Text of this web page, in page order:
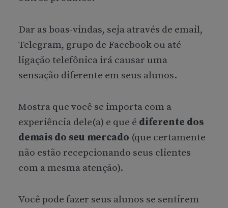
Dar as boas-vindas, seja através de email,
Telegram, grupo de Facebook ou até
ligação telefônica irá causar uma
sensação diferente em seus alunos.
Mostra que você se importa com a
experiência dele(a) e que é diferente dos
demais do seu mercado (que certamente
não estão recepcionando seus clientes
com a mesma atenção).
Você pode fazer seus alunos se sentirem